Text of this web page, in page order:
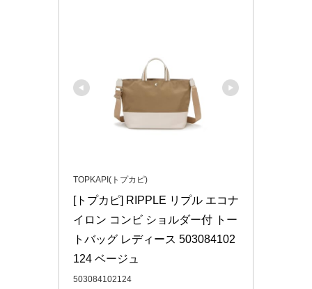
TOPKAPI(トプカピ)
[トプカピ] RIPPLE リプル エコナ
イロン コンビ ショルダー付 トー
トバッグ レディース 503084102
124 ベージュ
503084102124